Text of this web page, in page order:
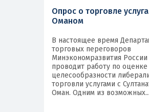
Опрос о торговле
Оманом
В настоящее время
торговых переговоров
Минэкономразвития России
проводит работу по оценке
целесообразности
торговли услугами с
Оман. Одним из возможных...